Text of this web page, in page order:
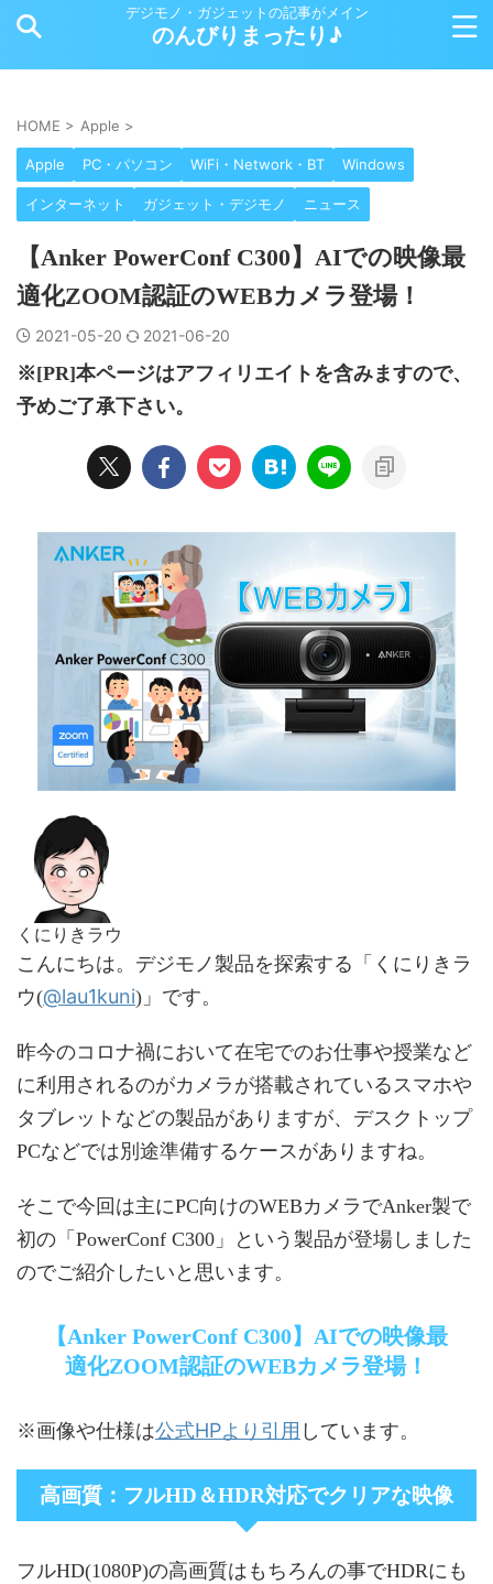
デジモノ・ガジェットの記事がメイン
のんびりまったり♪
HOME > Apple >
Apple PC・パソコン WiFi・Network・BT Windows
インターネット ガジェット・デジモノ ニュース
【Anker PowerConf C300】AIでの映像最
適化ZOOM認証のWEBカメラ登場！
2021-05-20 2021-06-20
※[PR]本ページはアフィリエイトを含みますので、
予めご了承下さい。
くにりきラウ
こんにちは。デジモノ製品を探索する「くにりきラ
ウ(@lau1kuni)」です。
昨今のコロナ禍において在宅でのお仕事や授業など
に利用されるのがカメラが搭載されているスマホや
タブレットなどの製品がありますが、デスクトップ
PCなどでは別途準備するケースがありますね。
そこで今回は主にPC向けのWEBカメラでAnker製で
初の「PowerConf C300」という製品が登場しました
のでご紹介したいと思います。
【Anker PowerConf C300】AIでの映像最
適化ZOOM認証のWEBカメラ登場！
※画像や仕様は公式HPより引用 しています。
高画質：フルHD＆HDR対応でクリアな映像
フルHD(1080P)の高画質はもちろんの事でHDRにも